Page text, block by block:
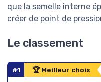
que la semelle interne
créer de point de
Le classement
#1 🏆 Meilleur choix